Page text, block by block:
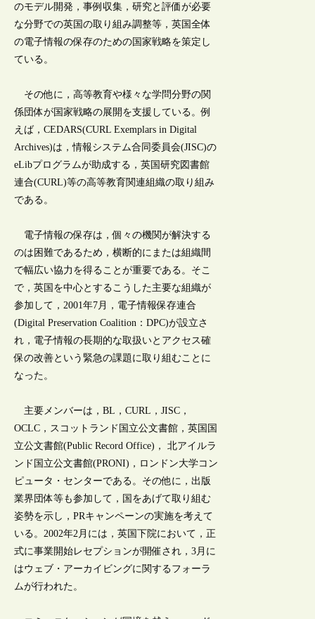
のモデル開発，事例収集，研究と評価が必要
な分野での英国の取り組み調整等，英国全体
の電子情報の保存のための国家戦略を策定し
ている。
その他に，高等教育や様々な学問分野の関
係団体が国家戦略の展開を支援している。例
えば，CEDARS(CURL Exemplars in Digital
Archives)は，情報システム合同委員会(JISC)の
eLibプログラムが助成する，英国研究図書館
連合(CURL)等の高等教育関連組織の取り組み
である。
電子情報の保存は，個々の機関が解決する
のは困難であるため，横断的にまたは組織間
で幅広い協力を得ることが重要である。そこ
で，英国を中心とするこうした主要な組織が
参加して，2001年7月，電子情報保存連合
(Digital Preservation Coalition：DPC)が設立さ
れ，電子情報の長期的な取扱いとアクセス確
保の改善という緊急の課題に取り組むことに
なった。
主要メンバーは，BL，CURL，JISC，
OCLC，スコットランド国立公文書館，英国国
立公文書館(Public Record Office)， 北アイルラ
ンド国立公文書館(PRONI)，ロンドン大学コン
ピュータ・センターである。その他に，出版
業界団体等も参加して，国をあげて取り組む
姿勢を示し，PRキャンペーンの実施を考えて
いる。2002年2月には，英国下院において，正
式に事業開始レセプションが開催され，3月に
はウェブ・アーカイビングに関するフォーラ
ムが行われた。